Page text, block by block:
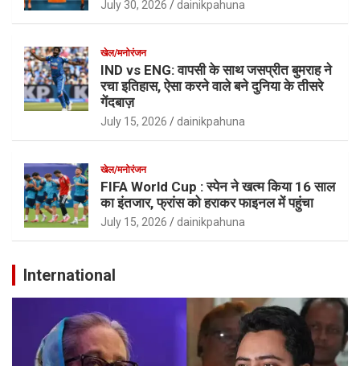
July 30, 2026 dainikpahuna
खेल/मनोरंजन
IND vs ENG: वापसी के साथ जसप्रीत बुमराह ने
रचा इतिहास, ऐसा करने वाले बने दुनिया के तीसरे
गेंदबाज़
July 15, 2026 dainikpahuna
खेल/मनोरंजन
FIFA World Cup : स्पेन ने खत्म किया 16 साल
का इंतजार, फ्रांस को हराकर फाइनल में पहुंचा
July 15, 2026 dainikpahuna
International